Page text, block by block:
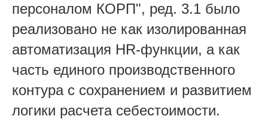
персоналом КОРП", ред. 3.1 было
реализовано не как изолированная
автоматизация HR-функции, а как
часть единого производственного
контура с сохранением и развитием
логики расчета себестоимости.